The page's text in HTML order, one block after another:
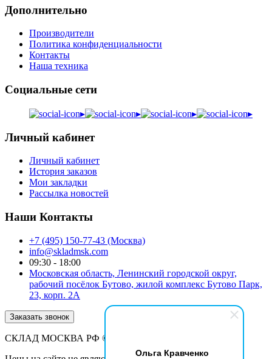
Ольга Кравченко
Дополнительно
Производители
Политика конфиденциальности
Контакты
Наша техника
Социальные сети
▸ ▸ ▸ ▸
Личный кабинет
Личный кабинет
История заказов
Мои закладки
Рассылка новостей
Наши Контакты
+7 (495) 150-77-43 (Москва)
info@skladmsk.com
09:30 - 18:00
Московская область, Ленинский городской округ,
рабочий посёлок Бутово, жилой комплекс Бутово Парк,
23, корп. 2А
Заказать звонок
СКЛАД МОСКВА РФ © 2026